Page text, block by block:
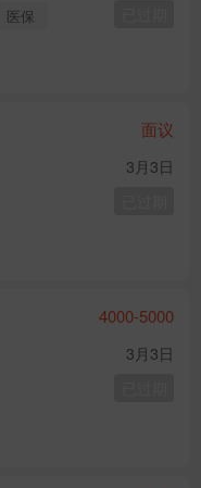
医保
面议
3月3日
4000-5000
3月3日